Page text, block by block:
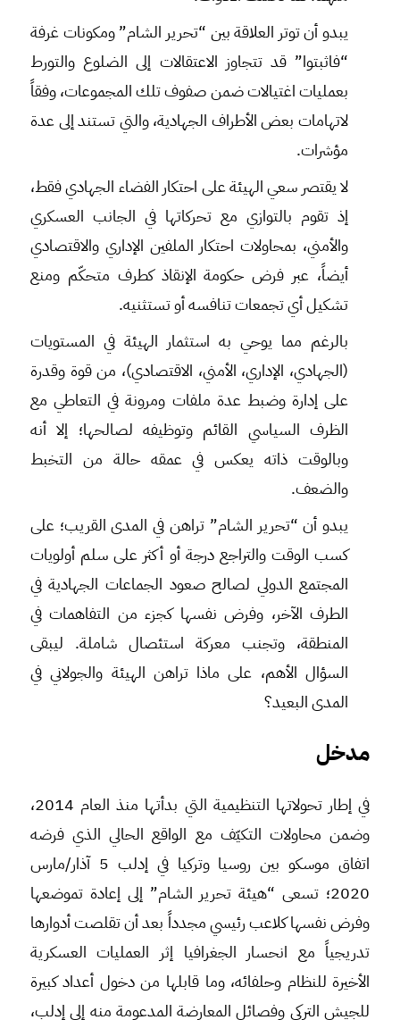
يبدو أن توتر العلاقة بين “تحرير الشام” ومكونات غرفة
“فاثبتوا” قد تتجاوز الاعتقالات إلى الضلوع والتورط
بعمليات اغتيالات ضمن صفوف تلك المجموعات، وفقاً
لاتهامات بعض الأطراف الجهادية، والتي تستند إلى عدة
مؤشرات.
لا يقتصر سعي الهيئة على احتكار الفضاء الجهادي فقط،
إذ تقوم بالتوازي مع تحركاتها في الجانب العسكري
والأمني، بمحاولات احتكار الملفين الإداري والاقتصادي
أيضاً، عبر فرض حكومة الإنقاذ كطرف متحكّم ومنع
تشكيل أي تجمعات تنافسه أو تستثنيه.
بالرغم مما يوحي به استثمار الهيئة في المستويات
(الجهادي، الإداري، الأمني، الاقتصادي)، من قوة وقدرة
على إدارة وضبط عدة ملفات ومرونة في التعاطي مع
الظرف السياسي القائم وتوظيفه لصالحها؛ إلا أنه
وبالوقت ذاته يعكس في عمقه حالة من التخبط
والضعف.
يبدو أن “تحرير الشام” تراهن في المدى القريب؛ على
كسب الوقت والتراجع درجة أو أكثر على سلم أولويات
المجتمع الدولي لصالح صعود الجماعات الجهادية في
الطرف الآخر، وفرض نفسها كجزء من التفاهمات في
المنطقة، وتجنب معركة استئصال شاملة. ليبقى
السؤال الأهم، على ماذا تراهن الهيئة والجولاني في
المدى البعيد؟
مدخل
في إطار تحولاتها التنظيمية التي بدأتها منذ العام 2014،
وضمن محاولات التكيّف مع الواقع الحالي الذي فرضه
اتفاق موسكو بين روسيا وتركيا في إدلب 5 آذار/مارس
2020؛ تسعى “هيئة تحرير الشام” إلى إعادة تموضعها
وفرض نفسها كلاعب رئيسي مجدداً بعد أن تقلصت أدوارها
تدريجياً مع انحسار الجغرافيا إثر العمليات العسكرية
الأخيرة للنظام وحلفائه، وما قابلها من دخول أعداد كبيرة
للجيش التركي وفصائل المعارضة المدعومة منه إلى إدلب،